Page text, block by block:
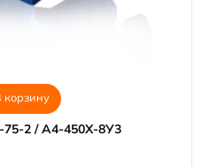
корзину
75-2 / А4-450Х-8У3